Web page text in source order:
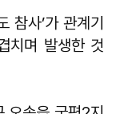
참사’가 관계기
치며 발생한 것